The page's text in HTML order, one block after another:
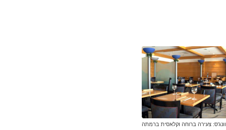
וונג'ס: צעירה ברוחה וקלאסית ברמתה